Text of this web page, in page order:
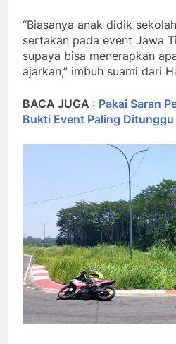
“Biasanya anak didik
sertakan pada event Jawa
supaya bisa menerapkan
ajarkan,” imbuh suami dari
BACA JUGA : Pakai Saran
Bukti Event Paling Ditunggu